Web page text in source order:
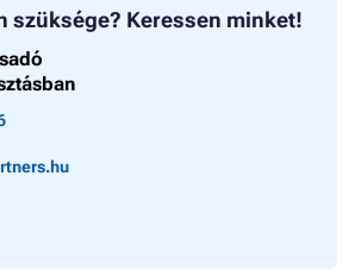
szüksége? Keressen minket!